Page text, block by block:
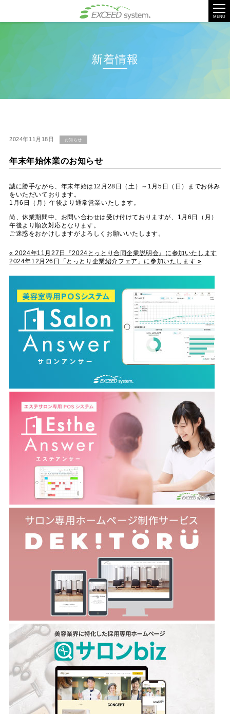
MENU
新着情報
2024年11月18日 お知らせ
年末年始休業のお知らせ
誠に勝手ながら、年末年始は12月28日（土）～1月5日（日）までお休み
をいただいております。
1月6日（月）午後より通常営業いたします。
尚、休業期間中、お問い合わせは受け付けておりますが、1月6日（月）
午後より順次対応となります。
ご迷惑をおかけしますがよろしくお願いいたします。
« 2024年11月27日『2024とっとり合同企業説明会』に参加いたします
2024年12月26日「とっとり企業紹介フェア」に参加いたします »